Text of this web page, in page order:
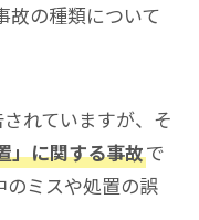
故の種類について
れていますが、そ
」に関する事故で
のミスや処置の誤